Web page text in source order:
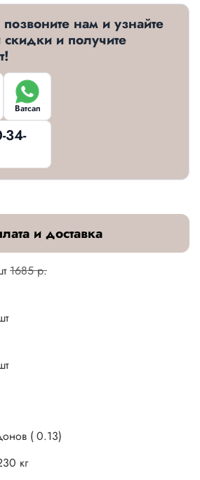
нам и узнайте
и получите
Ватсап
34-
и доставка
1685 р.
(0.13)
кг